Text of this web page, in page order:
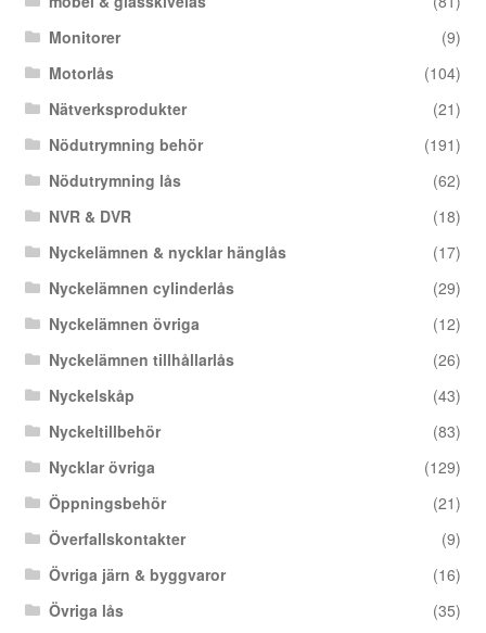
Monitorer
(9)
Motorlås
(104)
Nätverksprodukter
(21)
Nödutrymning behör
(191)
Nödutrymning lås
(62)
NVR & DVR
(18)
Nyckelämnen & nycklar hänglås
(17)
Nyckelämnen cylinderlås
(29)
Nyckelämnen övriga
(12)
Nyckelämnen tillhållarlås
(26)
Nyckelskåp
(43)
Nyckeltillbehör
(83)
Nycklar övriga
(129)
Öppningsbehör
(21)
Överfallskontakter
(9)
Övriga järn & byggvaror
(16)
Övriga lås
(35)